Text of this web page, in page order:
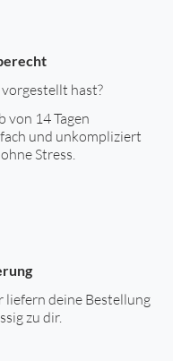
hast?
von 14 Tagen
und unkompliziert
Stress.
liefern deine Bestellung
zu dir.